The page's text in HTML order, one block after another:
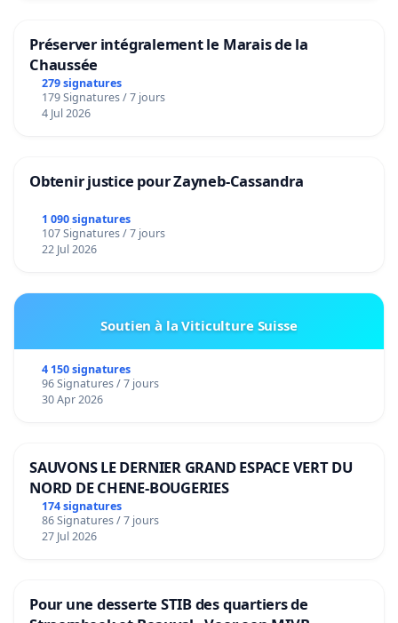
Préserver intégralement le Marais de la
Chaussée
279 signatures
179 Signatures / 7 jours
4 Jul 2026
Obtenir justice pour Zayneb-Cassandra
1 090 signatures
107 Signatures / 7 jours
22 Jul 2026
Soutien à la Viticulture Suisse
4 150 signatures
96 Signatures / 7 jours
30 Apr 2026
SAUVONS LE DERNIER GRAND ESPACE VERT DU
NORD DE CHENE-BOUGERIES
174 signatures
86 Signatures / 7 jours
27 Jul 2026
Pour une desserte STIB des quartiers de